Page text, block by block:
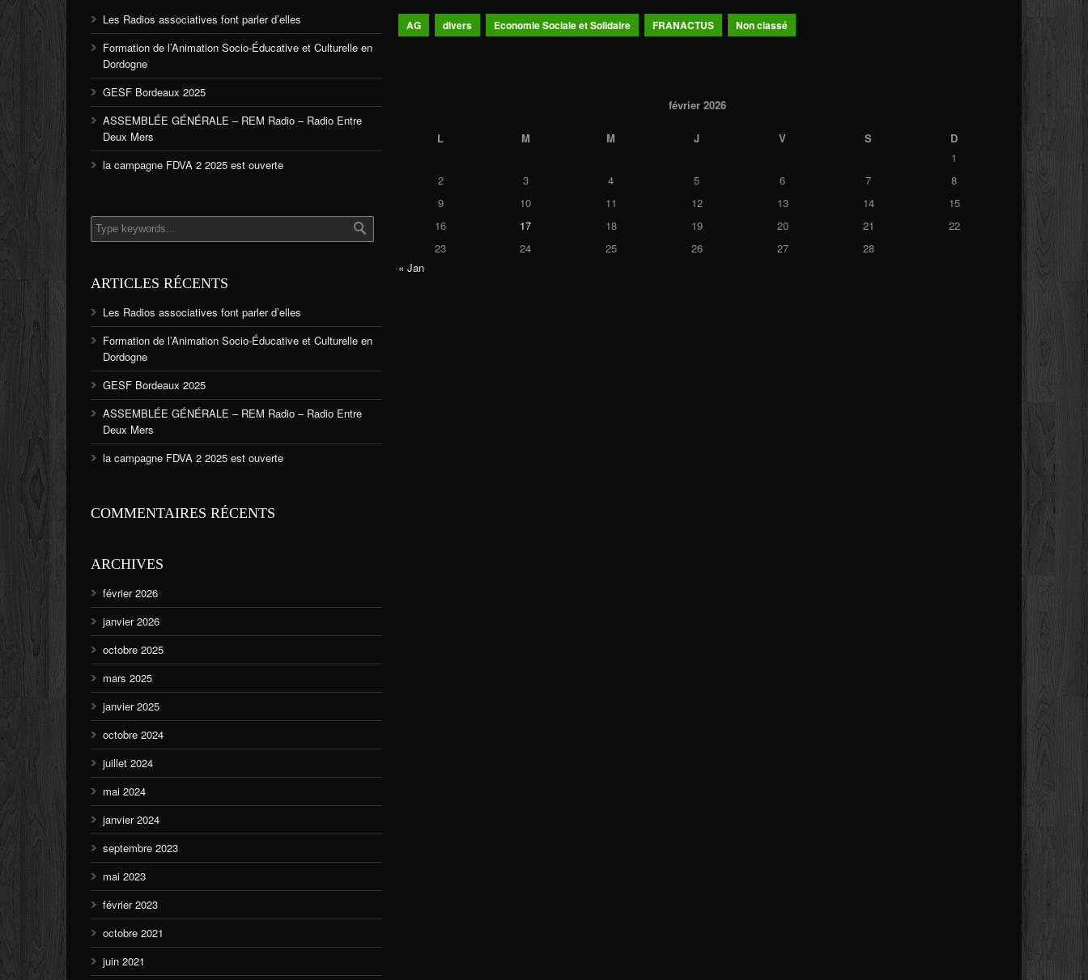
Les Radios associatives font parler d’elles
Formation de l’Animation Socio-Éducative et Culturelle en
Dordogne
GESF Bordeaux 2025
ASSEMBLÉE GÉNÉRALE – REM Radio – Radio Entre
Deux Mers
la campagne FDVA 2 2025 est ouverte
ARTICLES RÉCENTS
Les Radios associatives font parler d’elles
Formation de l’Animation Socio-Éducative et Culturelle en
Dordogne
GESF Bordeaux 2025
ASSEMBLÉE GÉNÉRALE – REM Radio – Radio Entre
Deux Mers
la campagne FDVA 2 2025 est ouverte
COMMENTAIRES RÉCENTS
ARCHIVES
février 2026
janvier 2026
octobre 2025
mars 2025
janvier 2025
octobre 2024
juillet 2024
mai 2024
janvier 2024
septembre 2023
mai 2023
février 2023
octobre 2021
juin 2021
AG divers Economie Sociale et Solidaire FRANACTUS Non classé
février 2026
L M M J V S
D
1
2
3 4 5 6 7
8
9
10 11 12 13 14
15
16
17 18 19 20 21
22
23
24 25 26 27
28
« Jan